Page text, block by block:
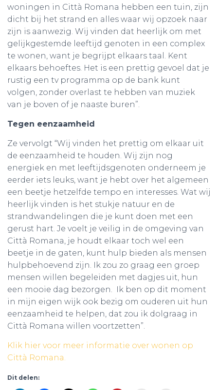
woningen in Città Romana hebben een tuin, zijn
dicht bij het strand en alles waar wij opzoek naar
zijn is aanwezig. Wij vinden dat heerlijk om met
gelijkgestemde leeftijd genoten in een complex
te wonen, want je begrijpt elkaars taal. Kent
elkaars behoeftes. Het is een prettig gevoel dat je
rustig een tv programma op de bank kunt
volgen, zonder overlast te hebben van muziek
van je boven of je naaste buren”.
Tegen eenzaamheid
Ze vervolgt “Wij vinden het prettig om elkaar uit
de eenzaamheid te houden. Wij zijn nog
energiek en met leeftijdsgenoten onderneem je
eerder iets leuks, want je hebt over het algemeen
een beetje hetzelfde tempo en interesses. Wat wij
heerlijk vinden is het stukje natuur en de
strandwandelingen die je kunt doen met een
gerust hart. Je voelt je veilig in de omgeving van
Città Romana, je houdt elkaar toch wel een
beetje in de gaten, kunt hulp bieden als mensen
hulpbehoevend zijn. Ik zou zo graag een groep
mensen willen begeleiden met dagjes uit, hun
een mooie dag bezorgen. Ik ben op dit moment
in mijn eigen wijk ook bezig om ouderen uit hun
eenzaamheid te helpen, dat zou ik dolgraag in
Città Romana willen voortzetten”.
Klik hier voor meer informatie over wonen op
Città Romana.
Dit delen: